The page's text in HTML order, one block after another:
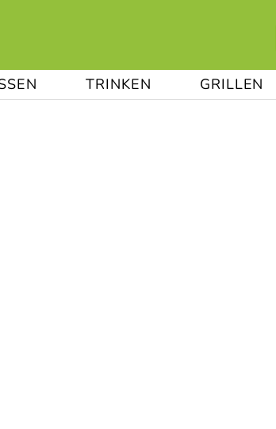
TRINKEN GRILLEN